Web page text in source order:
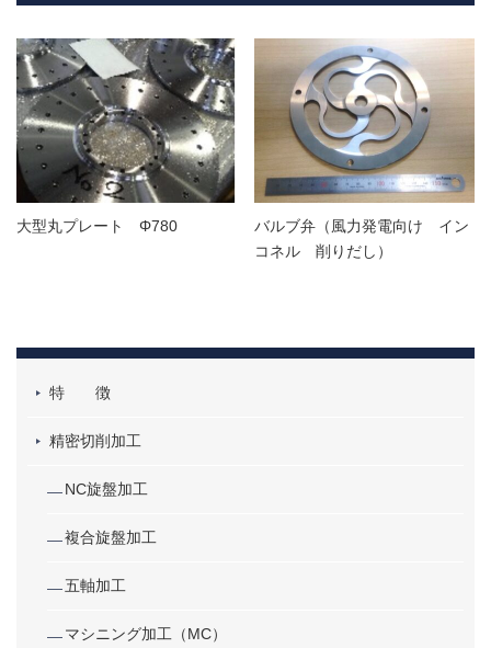
大型丸プレート Φ780
バルブ弁（風力発電向け イン
コネル 削りだし）
特 徴
精密切削加工
NC旋盤加工
複合旋盤加工
五軸加工
マシニング加工（MC）